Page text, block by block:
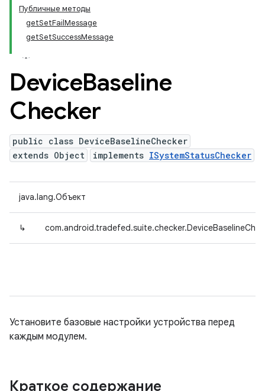
Публичные методы
getSetFailMessage
getSetSuccessMessage
DeviceBaseline
Checker
public class DeviceBaselineChecker
extends Object
implements ISystemStatusChecker
java.lang.Объект
↳
Установите базовые настройки устройства перед
каждым модулем.
Краткое содержание